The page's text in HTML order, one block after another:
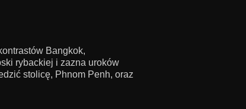
Bangkok,
rybackiej i zazna uroków
stolicę, Phnom Penh, oraz